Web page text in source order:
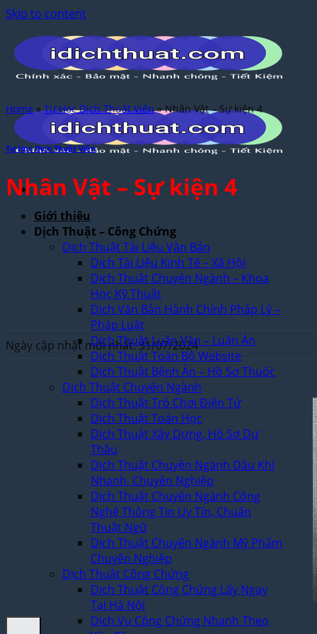
Skip to content
Giới thiệu
Dịch Thuật – Công Chứng
Dịch Thuật Tài Liệu Văn Bản
Dịch Tài Liệu Kinh Tế – Xã Hội
Dịch Thuật Chuyên Ngành – Khoa
Học Kỹ Thuật
Dịch Văn Bản Hành Chính Pháp Lý –
Pháp Luật
Dịch Thuật Luận Văn – Luận Án
Dịch Thuật Toàn Bộ Website
Dịch Thuật Bệnh Án – Hồ Sơ Thuốc
Dịch Thuật Chuyên Ngành
Dịch Thuật Trò Chơi Điện Tử
Dịch Thuật Toán Học
Dịch Thuật Xây Dựng, Hồ Sơ Dự
Thầu
Dịch Thuật Chuyên Ngành Dầu Khí
Nhanh, Chuyên Nghiệp
Dịch Thuật Chuyên Ngành Công
Nghệ Thông Tin Uy Tín, Chuẩn
Thuật Ngữ
Dịch Thuật Chuyên Ngành Mỹ Phẩm
Chuyên Nghiệp
Dịch Thuật Công Chứng
Dịch Thuật Công Chứng Lấy Ngay
Tại Hà Nội
Dịch Vụ Công Chứng Nhanh Theo
Home»Tự Học Dịch Thuật Viên»Nhân Vật – Sự kiện 4
Tự Học Dịch Thuật Viên
Nhân Vật – Sự kiện 4
Ngày cập nhật mới nhất: 31/07/2024